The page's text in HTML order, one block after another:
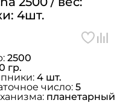
4шт.
2500
гр.
4 шт.
число: 5
планетарный